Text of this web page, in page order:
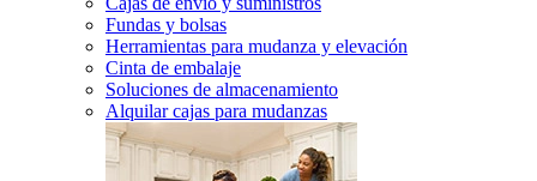
Fundas y bolsas
Herramientas para mudanza y elevación
Cinta de embalaje
Soluciones de almacenamiento
Alquilar cajas para mudanzas